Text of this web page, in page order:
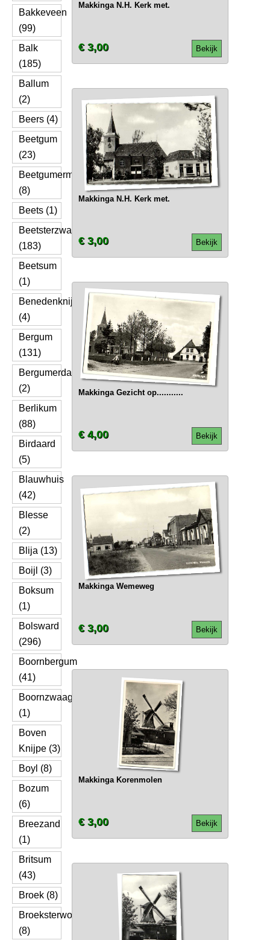
Bakkeveen
(99)
Balk
(185)
Ballum
(2)
Beers (4)
Beetgum
(23)
Beetgumermolen
(8)
Beets (1)
Beetsterzwaag
(183)
Beetsum
(1)
Benedenknijpe
(4)
Bergum
(131)
Bergumerdam
(2)
Berlikum
(88)
Birdaard
(5)
Blauwhuis
(42)
Blesse
(2)
Blija (13)
Boijl (3)
Boksum
(1)
Bolsward
(296)
Boornbergum
(41)
Boornzwaag
(1)
Boven
Knijpe (3)
Boyl (8)
Bozum
(6)
Breezand
(1)
Britsum
(43)
Broek (8)
Broeksterwoude
(8)
Makkinga N.H. Kerk met.
Bekijk
€ 3,00
Makkinga N.H. Kerk met.
Bekijk
€ 3,00
Makkinga Gezicht op...........
Bekijk
€ 4,00
Makkinga Wemeweg
Bekijk
€ 3,00
Makkinga Korenmolen
Bekijk
€ 3,00